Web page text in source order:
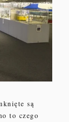
są
to czego